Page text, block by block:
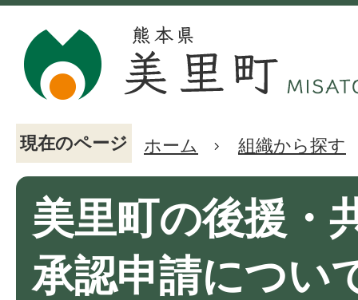
現在のページ ホーム 組織から探す
美里町の後援・
承認申請につい